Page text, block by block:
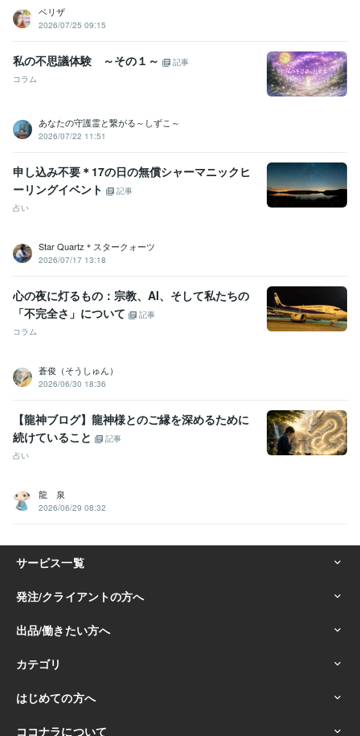
ベリザ
2026/07/25 09:15
私の不思議体験 ～その１～
記事
コラム
あなたの守護霊と繋がる～しずこ～
2026/07/22 11:51
申し込み不要＊17の日の無償シャーマニックヒ
ーリングイベント
記事
占い
Star Quartz＊スタークォーツ
2026/07/17 13:18
心の夜に灯るもの：宗教、AI、そして私たちの
「不完全さ」について
記事
コラム
蒼俊（そうしゅん）
2026/06/30 18:36
【龍神ブログ】龍神様とのご縁を深めるために
続けていること
記事
占い
龍 泉
2026/06/29 08:32